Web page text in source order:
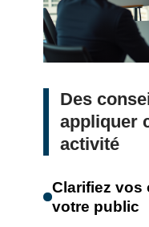
Des
appliquer
activité
Clarifiez vos
votre public